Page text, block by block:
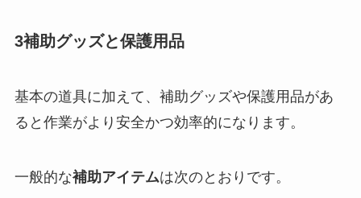
3補助グッズと保護用品
基本の道具に加えて、補助グッズや保護用品があ
ると作業がより安全かつ効率的になります。
一般的な補助アイテムは次のとおりです。